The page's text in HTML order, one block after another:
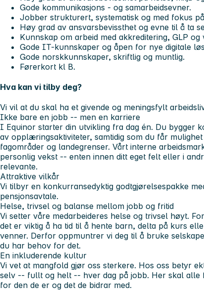
Gode kommunikasjons - og samarbeidsevner.
Jobber strukturert, systematisk og med fokus
Høy grad av ansvarsbevissthet og evne til å ta
Kunnskap om arbeid med akkreditering, GLP
Gode IT-kunnskaper og åpen for nye digitale
Gode norskkunnskaper, skriftlig og muntlig.
Førerkort kl B.
Hva kan vi tilby deg?
Vi vil at du skal ha et givende og meningsfylt
Ikke bare en jobb -- men en karriere
I Equinor starter din utvikling fra dag én. Du bygger
av opplæringsaktiviteter, samtidig som du får
fagområder og landegrenser. Vårt interne
personlig vekst -- enten innen ditt eget felt eller i
relevante.
Attraktive vilkår
Vi tilbyr en konkurransedyktig godtgjørelsespakke
pensjonsavtale.
Helse, trivsel og balanse mellom jobb og fritid
Vi setter våre medarbeideres helse og trivsel høyt.
det er viktig å ha tid til å hente barn, delta på kurs
venner. Derfor oppmuntrer vi deg til å bruke
du har behov for det.
En inkluderende kultur
Vi vet at mangfold gjør oss sterkere. Hos oss betyr
selv -- fullt og helt -- hver dag på jobb. Her skal alle
for den de er og det de bidrar med.